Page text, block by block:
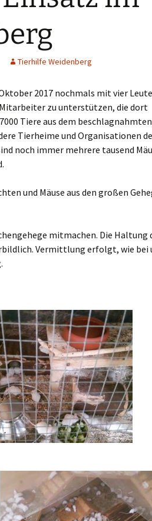
Tierhilfe Weidenberg
2017 nochmals mit vier
zu unterstützen, die dort
Tiere aus dem beschlagnahmten
Tierheime und Organisationen
noch immer mehrere tausend
und Mäuse aus den großen
mitmachen. Die Haltung
Vermittlung erfolgt, wie bei